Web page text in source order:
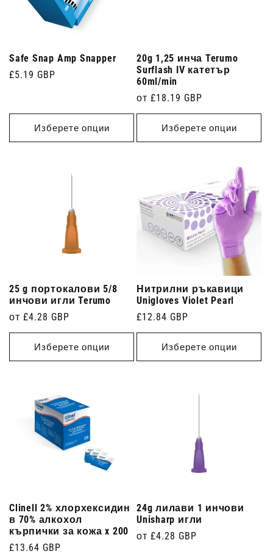
Safe Snap Amp Snapper
Редовна
£5.19 GBP
Изберете опции
20g 1,25 инча Terumo
Surflash IV катетър
60ml/min
Редовна
цена
от £18.19 GBP
Изберете опции
25 g портокалови 5/8
инчови игли Terumo
Редовна
цена
от £4.28 GBP
Изберете опции
Нитрилни ръкавици
Unigloves Violet Pearl
Редовна
цена
£12.84 GBP
Изберете опции
Clinell 2% хлорхексидин
в 70% алкохол
кърпички за кожа x 200
Редовна
£13.64 GBP
24g лилави 1 инчови
Unisharp игли
Редовна
от £4.28 GBP